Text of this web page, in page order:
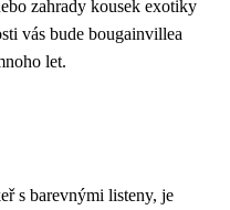
zahrady kousek exotiky
vás bude bougainvillea
let.
s barevnými listeny, je